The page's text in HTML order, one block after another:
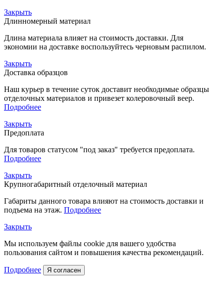
Закрыть
Длинномерный материал
Длина материала влияет на стоимость доставки. Для
экономии на доставке воспользуйтесь черновым распилом.
Закрыть
Доставка образцов
Наш курьер в течение суток доставит необходимые образцы
отделочных материалов и привезет колеровочный веер.
Подробнее
Закрыть
Предоплата
Для товаров статусом "под заказ" требуется предоплата.
Подробнее
Закрыть
Крупногабаритный отделочный материал
Габариты данного товара влияют на стоимость доставки и
подъема на этаж. Подробнее
Закрыть
Мы используем файлы cookie для вашего удобства
пользования сайтом и повышения качества рекомендаций.
Подробнее Я согласен